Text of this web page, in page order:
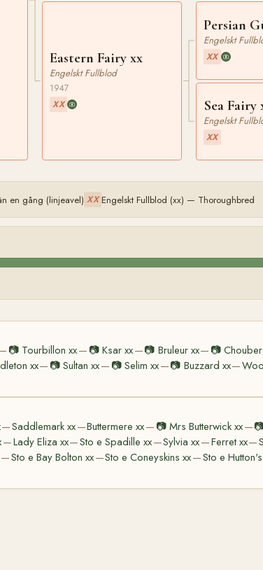
Eastern Fairy xx
Engelskt Fullblod
1947
XX
Persian
Engelskt
XX
Sea Fairy
Engelskt
XX
en gång (linjeavel) XX Engelskt Fullblod (xx) — Thoroughbred
📷 Tourbillon xx— 📷Ksar xx—📷 Bruleur xx— 📷
xx— 📷 Sultan xx— 📷Selim xx—📷 Buzzard xx—
—Saddlemark xx—Buttermere xx— 📷Mrs Butterwick xx—
—Lady Eliza xx—Sto e Spadille xx—Sylvia xx—Ferret xx—
—Sto e Bay Bolton xx—Sto e Coneyskins xx—Sto e